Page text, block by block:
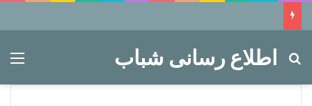
اطلاع رسانی شباب
جستجو برای